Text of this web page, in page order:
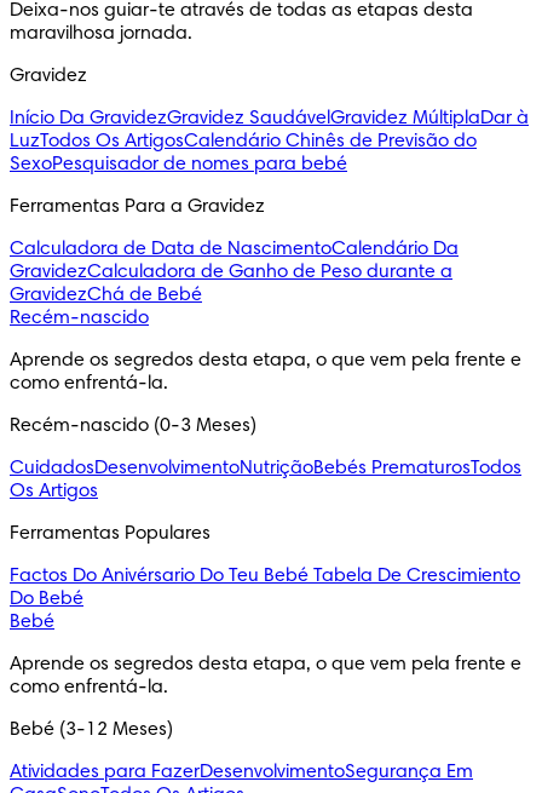
Deixa-nos guiar-te através de todas as etapas desta
maravilhosa jornada.
Gravidez
Início Da GravidezGravidez SaudávelGravidez MúltiplaDar à
LuzTodos Os ArtigosCalendário Chinês de Previsão do
SexoPesquisador de nomes para bebé
Ferramentas Para a Gravidez
Calculadora de Data de NascimentoCalendário Da
GravidezCalculadora de Ganho de Peso durante a
GravidezChá de Bebé
Recém-nascido
Aprende os segredos desta etapa, o que vem pela frente e
como enfrentá-la.
Recém-nascido (0-3 Meses)
CuidadosDesenvolvimentoNutriçãoBebés PrematurosTodos
Os Artigos
Ferramentas Populares
Factos Do Anivérsario Do Teu Bebé Tabela De Crescimiento
Do Bebé
Bebé
Aprende os segredos desta etapa, o que vem pela frente e
como enfrentá-la.
Bebé (3-12 Meses)
Atividades para FazerDesenvolvimentoSegurança Em